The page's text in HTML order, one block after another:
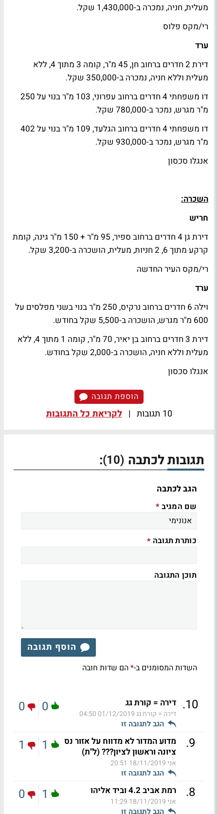
מעלית, חניה, נמכרה ב-1,430,000 שקל.
רי/מקס פלוס
ערד
דירת 2 חדרים ברחוב חן, 45 מ"ר, קומה 3 מתוך 4, ללא
מעלית וללא חניה, נמכרה ב-350,000 שקל.
דו משפחתי 4 חדרים ברחוב עפרוני, 103 מ"ר בנוי על 250
מ"ר מגרש, נמכר ב-780,000 שקל.
דו משפחתי 4 חדרים ברחוב הגלעד, 109 מ"ר בנוי על 402
מ"ר מגרש, נמכר ב-930,000 שקל.
אנגלו סכסון
השכרה:
חריש
דירת גן 4 חדרים ברחוב ספיר, 95 מ"ר + 150 מ"ר גינה, קומת
קרקע מתוך 6, 2 חניות, מעלית, הושכרה ב-3,200 שקל.
רי/מקס העיר החדשה
ערד
וילה 6 חדרים ברחוב נרקיס, 250 מ"ר בנוי בשני מפלסים על
600 מ"ר מגרש, הושכרה ב-5,500 שקל בחודש.
דירת 3 חדרים ברחוב בן יאיר, 70 מ"ר, קומה 1 מתוך 4, ללא
מעלית וללא חניה, הושכרה ב-2,000 שקל בחודש.
אנגלו סכסון
הוספת תגובה
10 תגובות | לקריאת כל התגובות
תגובות לכתבה (10)
:
הגב לכתבה
שם המגיב *
כותרת תגובה *
תוכן התגובה
הוסף תגובה
השדות המסומנים ב-*הם שדות חובה
10
. דירה = קורת גג
דירה = קורת גג01/12/2019 04:50
הגב לתגובה זו
0
0
9
.
מדוע המדור לא מדווח על אזור נס
ציונה וראשון לציון??? (ל"ת)
אני18/11/2019 20:51
הגב לתגובה זו
1
1
8
. רמת אביב 4.2 וביד אליהו
אני18/11/2019 11:29
הגב לתגובה זו
1
0